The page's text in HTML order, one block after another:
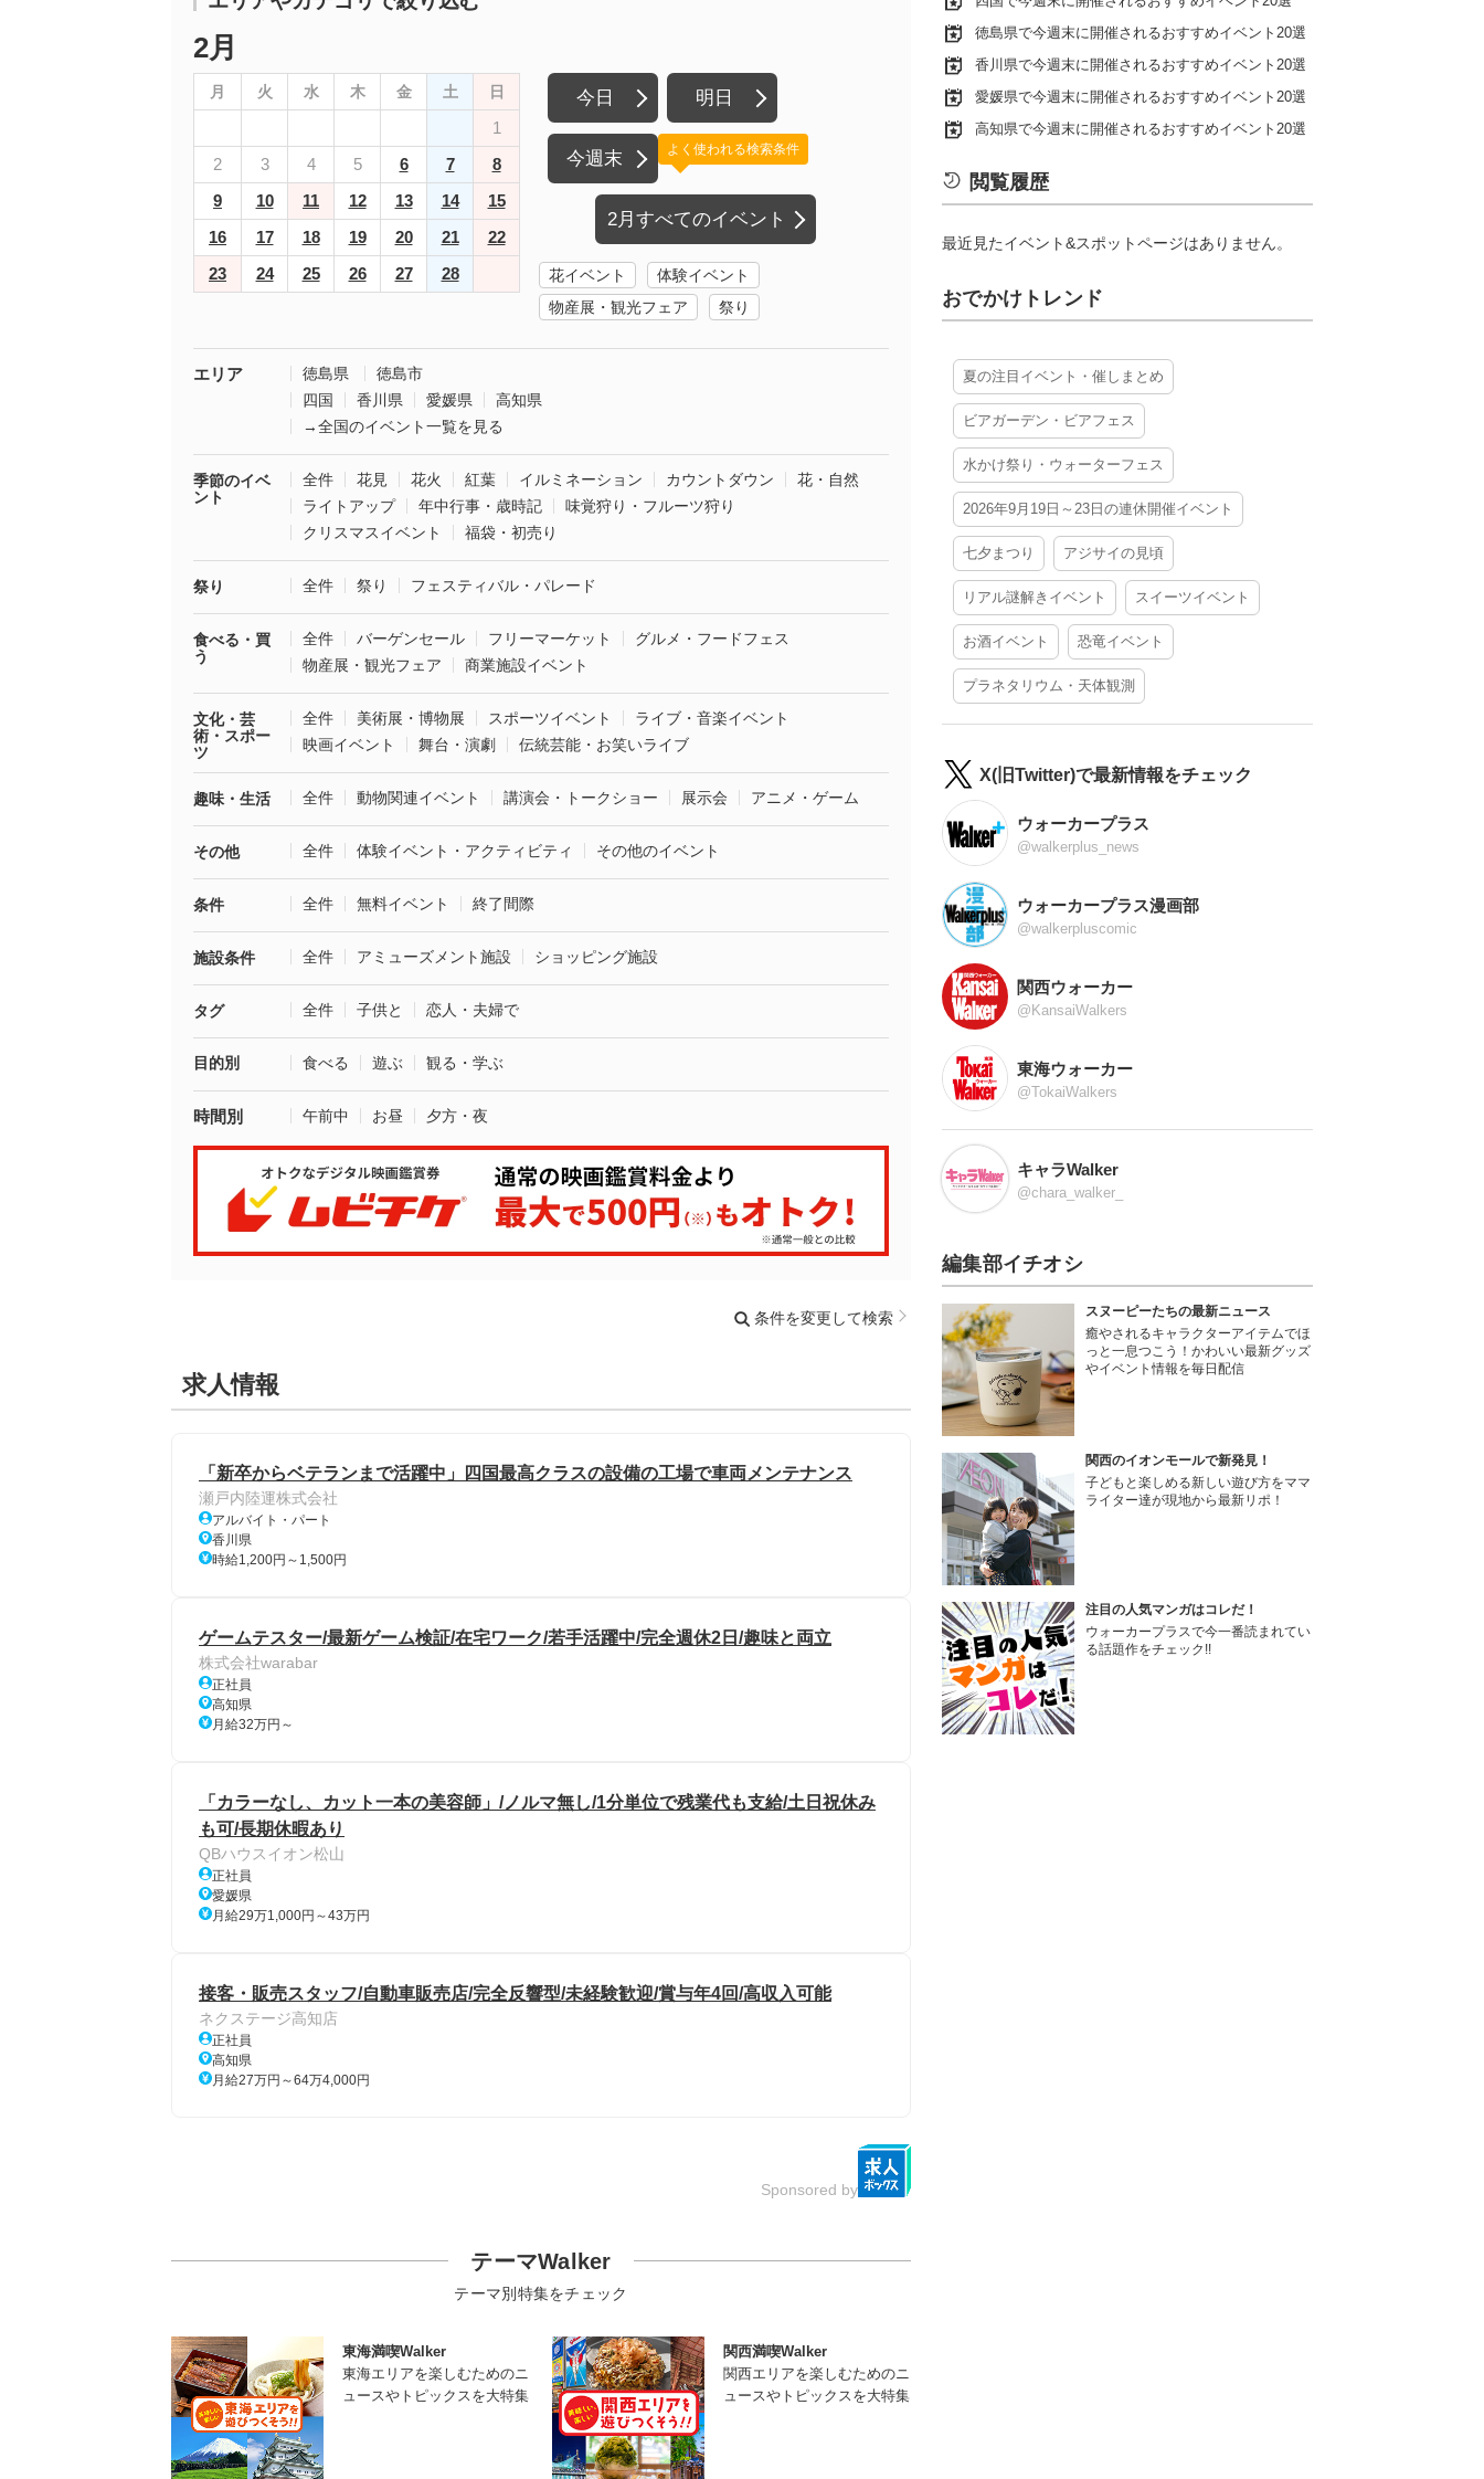
2月
月 火 水 木 金 土 日
1
2
3 4 5 6 7
8
9
10 11 12 13 14
15
16
17 18 19 20 21
22
23
24 25 26 27 28
今日 明日
今週末
2月すべてのイベント
よく使われる検索条件
花イベント
体験イベント
物産展・観光フェア
祭り
エリア 徳島県
徳島市
四国
香川県 愛媛県
高知県
→全国のイベント一覧を見る
季節のイベ
ント
全件 花見 花火 紅葉 イルミネーション カウントダウン
花・自然
ライトアップ
年中行事・歳時記
味覚狩り・フルーツ狩り
クリスマスイベント
福袋・初売り
祭り 全件 祭り フェスティバル・パレード
食べる・買
う
全件 バーゲンセール フリーマーケット
グルメ・フードフェス
物産展・観光フェア
商業施設イベント
文化・芸
術・スポー
ツ
全件 美術展・博物展 スポーツイベント
ライブ・音楽イベント
映画イベント
舞台・演劇 伝統芸能・お笑いライブ
趣味・生活 全件 動物関連イベント 講演会・トークショー 展示会 アニメ・ゲーム
その他 全件 体験イベント・アクティビティ その他のイベント
条件 全件 無料イベント 終了間際
施設条件 全件 アミューズメント施設 ショッピング施設
タグ 全件 子供と 恋人・夫婦で
目的別 食べる 遊ぶ 観る・学ぶ
時間別 午前中 お昼 夕方・夜
条件を変更して検索
求人情報
「新卒からベテランまで活躍中」四国最高クラスの設備の工場で車両メンテナンス
瀬戸内陸運株式会社
アルバイト・パート
香川県
時給1,200円～1,500円
ゲームテスター/最新ゲーム検証/在宅ワーク/若手活躍中/完全週休2日/趣味と両立
株式会社warabar
正社員
高知県
月給32万円～
「カラーなし、カット一本の美容師」/ノルマ無し/1分単位で残業代も支給/土日祝休み
も可/長期休暇あり
QBハウスイオン松山
正社員
愛媛県
月給29万1,000円～43万円
接客・販売スタッフ/自動車販売店/完全反響型/未経験歓迎/賞与年4回/高収入可能
ネクステージ高知店
正社員
高知県
月給27万円～64万4,000円
Sponsored by
テーマWalker
テーマ別特集をチェック
東海満喫Walker
東海エリアを楽しむためのニ
ュースやトピックスを大特集
関西満喫Walker
関西エリアを楽しむためのニ
ュースやトピックスを大特集
徳島県で今週末に開催されるおすすめイベント20選
香川県で今週末に開催されるおすすめイベント20選
愛媛県で今週末に開催されるおすすめイベント20選
高知県で今週末に開催されるおすすめイベント20選
閲覧履歴
最近見たイベント&スポットページはありません。
おでかけトレンド
夏の注目イベント・催しまとめ
ビアガーデン・ビアフェス
水かけ祭り・ウォーターフェス
2026年9月19日～23日の連休開催イベント
七夕まつり アジサイの見頃
リアル謎解きイベント スイーツイベント
お酒イベント 恐竜イベント
プラネタリウム・天体観測
X(旧Twitter)で最新情報をチェック
ウォーカープラス
@walkerplus_news
ウォーカープラス漫画部
@walkerpluscomic
関西ウォーカー
@KansaiWalkers
東海ウォーカー
@TokaiWalkers
キャラWalker
@chara_walker_
編集部イチオシ
スヌーピーたちの最新ニュース
癒やされるキャラクターアイテムでほ
っと一息つこう！かわいい最新グッズ
やイベント情報を毎日配信
関西のイオンモールで新発見！
子どもと楽しめる新しい遊び方をママ
ライター達が現地から最新リポ！
注目の人気マンガはコレだ！
ウォーカープラスで今一番読まれてい
る話題作をチェック!!